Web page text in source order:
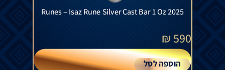
Runes – Isaz Rune Silver Cast Bar 1 Oz 2025
590
₪
הוספה לסל